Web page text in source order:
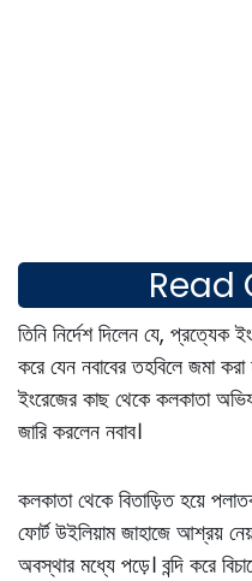
Read
তিনি নির্দেশ দিলেন যে, প্রত্যেক
করে যেন নবাবের তহবিলে জমা
ইংরেজের কাছ থেকে কলকাতা
জারি করলেন নবাব।
কলকাতা থেকে বিতাড়িত হয়ে
ফোর্ট উইলিয়াম জাহাজে আশ্রয়
অবস্থার মধ্যে পড়ে। বন্দি করে